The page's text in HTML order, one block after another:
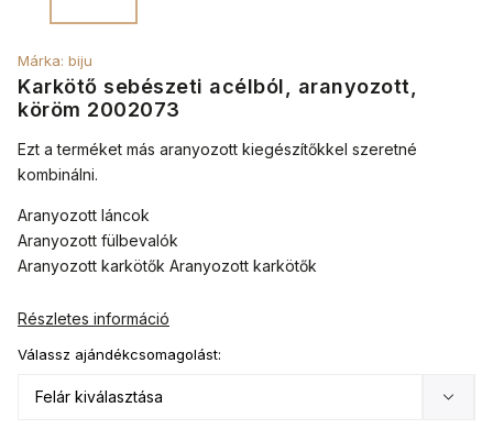
Karkötő sebészeti acélból, aranyozott,
köröm 2002073
Márka: biju
Válassz ajándékcsomagolást:
Ezt a terméket más aranyozott kiegészítőkkel szeretné
kombinálni.
Aranyozott láncok
Aranyozott fülbevalók
Aranyozott karkötők Aranyozott karkötők
Részletes információ